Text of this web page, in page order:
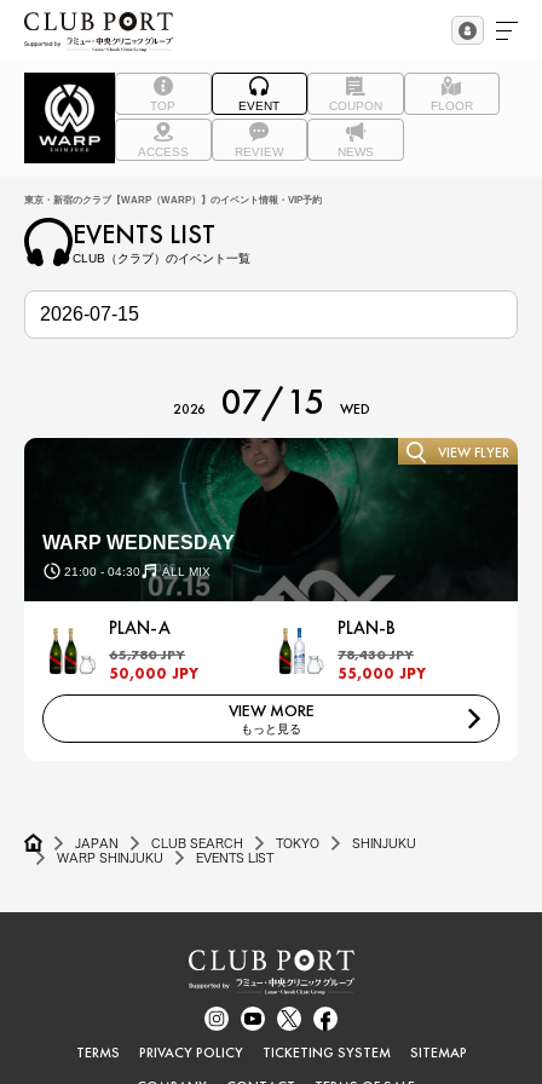
TOP EVENT COUPON FLOOR
ACCESS REVIEW NEWS
東京・新宿のクラブ【WARP（WARP）】のイベント情報・VIP予約
EVENTS LIST
CLUB（クラブ）のイベント一覧
2026 07/15 WED
WARP WEDNESDAY
21:00 - 04:30 ALL MIX
VIEW FLYER
PLAN-A
65,780 JPY
50,000 JPY
PLAN-B
78,430 JPY
55,000 JPY
VIEW MORE
もっと見る
JAPAN CLUB SEARCH TOKYO
SHINJUKU
WARP SHINJUKU
EVENTS LIST
TERMS PRIVACY POLICY TICKETING SYSTEM
SITEMAP